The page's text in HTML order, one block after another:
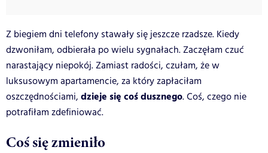
Z biegiem dni telefony stawały się jeszcze rzadsze. Kiedy
dzwoniłam, odbierała po wielu sygnałach. Zaczęłam czuć
narastający niepokój. Zamiast radości, czułam, że w
luksusowym apartamencie, za który zapłaciłam
oszczędnościami, dzieje się coś dusznego. Coś, czego nie
potrafiłam zdefiniować.
Coś się zmieniło